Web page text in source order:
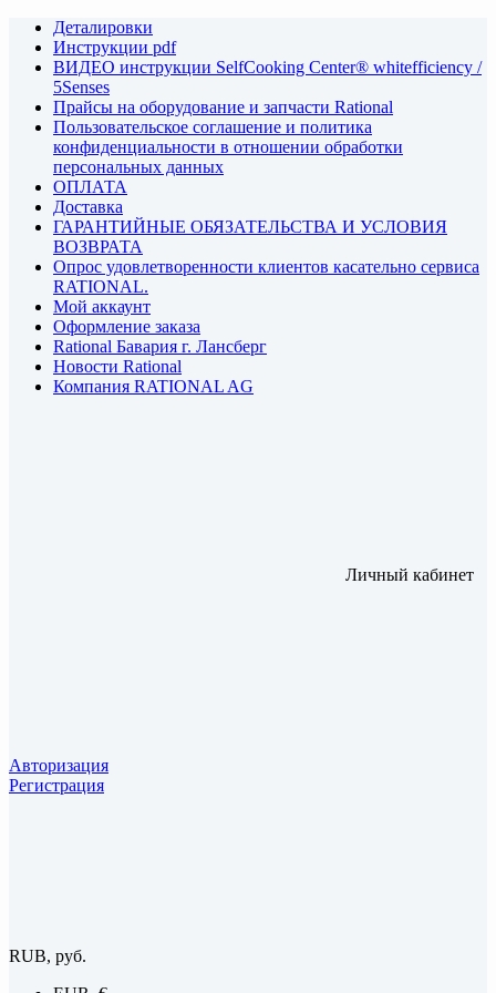
Деталировки
Инструкции pdf
ВИДЕО инструкции SelfCooking Center® whitefficiency /
5Senses
Прайсы на оборудование и запчасти Rational
Пользовательское соглашение и политика
конфиденциальности в отношении обработки
персональных данных
ОПЛАТА
Доставка
ГАРАНТИЙНЫЕ ОБЯЗАТЕЛЬСТВА И УСЛОВИЯ
ВОЗВРАТА
Опрос удовлетворенности клиентов касательно сервиса
RATIONAL.
Мой аккаунт
Оформление заказа
Rational Бавария г. Лансберг
Новости Rational
Компания RATIONAL AG
Личный кабинет
Авторизация
Регистрация
RUB, руб.